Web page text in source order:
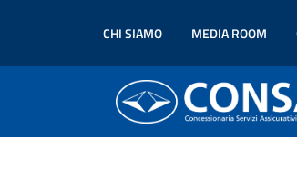
CHI SIAMO MEDIA ROOM